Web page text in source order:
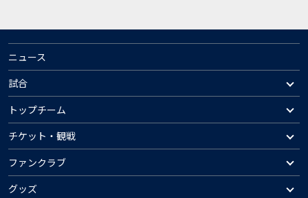
ニュース
試合
トップチーム
チケット・観戦
ファンクラブ
グッズ